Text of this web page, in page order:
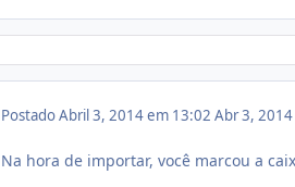
PostadoAbril 3, 2014 em 13:02 Abr 3, 2014
Na hora de importar, você marcou a